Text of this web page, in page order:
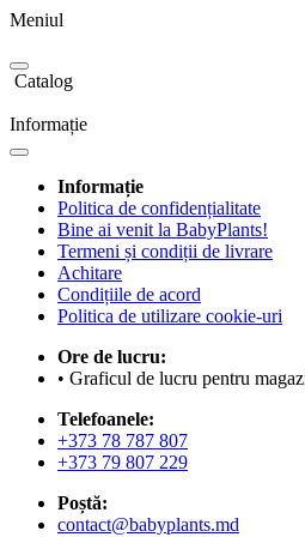
Meniul
Catalog
Informație
Informație
Politica de confidențialitate
Bine ai venit la BabyPlants!
Termeni și condiții de livrare
Achitare
Condițiile de acord
Politica de utilizare cookie-uri
Ore de lucru:
• Graficul de lucru pentru
Telefoanele:
+373 78 787 807
+373 79 807 229
Poștă:
contact@babyplants.md